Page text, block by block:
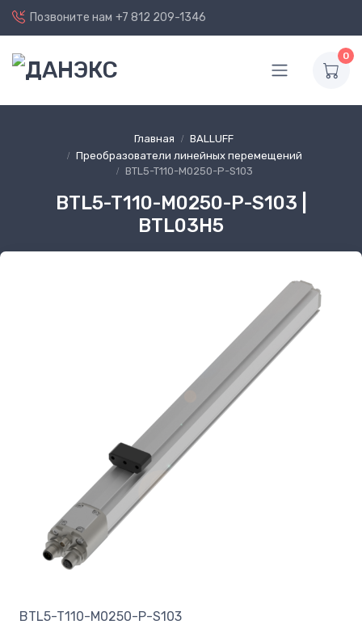
Позвоните нам +7 812 209-1346
0
Главная
BALLUFF
Преобразователи линейных перемещений
BTL5-T110-M0250-P-S103
BTL5-T110-M0250-P-S103 |
BTL03H5
BTL5-T110-M0250-P-S103